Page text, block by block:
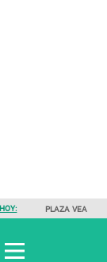
HOY: PLAZA VEA